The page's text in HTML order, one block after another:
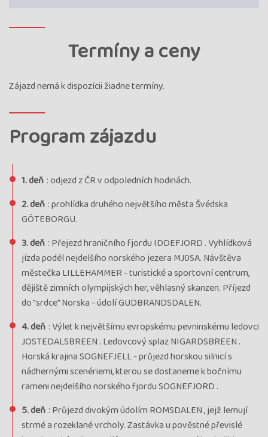
Termíny a ceny
Zájazd nemá k dispozícii žiadne termíny.
Program zájazdu
1. deň : odjezd z ČR v odpoledních hodinách.
2. deň : prohlídka druhého největšího města Švédska
GÖTEBORGU.
3. deň : Přejezd hraničního fjordu IDDEFJORD . Vyhlídková
jízda podél nejdelšího norského jezera MJ0SA. Návštěva
městečka LILLEHAMMER - turistické a sportovní centrum,
dějiště zimních olympijských her, věhlasný skanzen. Příjezd
do "srdce" Norska - údolí GUDBRANDSDALEN.
4. deň : Výlet k největšímu evropskému pevninskému ledovci
JOSTEDALSBREEN . Ledovcový splaz NIGARDSBREEN .
Horská krajina SOGNEFJELL - průjezd horskou silnicí s
nádhernými scenériemi, kterou se dostaneme k bočnímu
rameni nejdelšího norského fjordu SOGNEFJORD .
5. deň : Průjezd divokým údolím ROMSDALEN , jejž lemují
strmé a rozeklané vrcholy. Zastávka u pověstné převislé